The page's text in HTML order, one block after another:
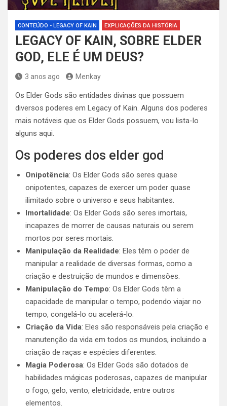
CONTEÚDO - LEGACY OF KAIN EXPLICAÇÕES DA HISTÓRIA
LEGACY OF KAIN, SOBRE ELDER
GOD, ELE É UM DEUS?
3 anos ago Menkay
Os Elder Gods são entidades divinas que possuem
diversos poderes em Legacy of Kain. Alguns dos poderes
mais notáveis ​​que os Elder Gods possuem, vou lista-lo
alguns aqui.
Os poderes dos elder god
Onipotência: Os Elder Gods são seres quase
onipotentes, capazes de exercer um poder quase
ilimitado sobre o universo e seus habitantes.
Imortalidade: Os Elder Gods são seres imortais,
incapazes de morrer de causas naturais ou serem
mortos por seres mortais.
Manipulação da Realidade: Eles têm o poder de
manipular a realidade de diversas formas, como a
criação e destruição de mundos e dimensões.
Manipulação do Tempo: Os Elder Gods têm a
capacidade de manipular o tempo, podendo viajar no
tempo, congelá-lo ou acelerá-lo.
Criação da Vida: Eles são responsáveis pela criação e
manutenção da vida em todos os mundos, incluindo a
criação de raças e espécies diferentes.
Magia Poderosa: Os Elder Gods são dotados de
habilidades mágicas poderosas, capazes de manipular
o fogo, gelo, vento, eletricidade, entre outros
elementos.